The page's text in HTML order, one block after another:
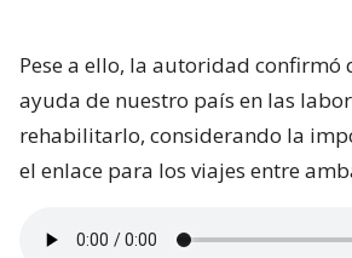
Pese a ello, la autoridad confirmó
ayuda de nuestro país en las
rehabilitarlo, considerando la
el enlace para los viajes entre